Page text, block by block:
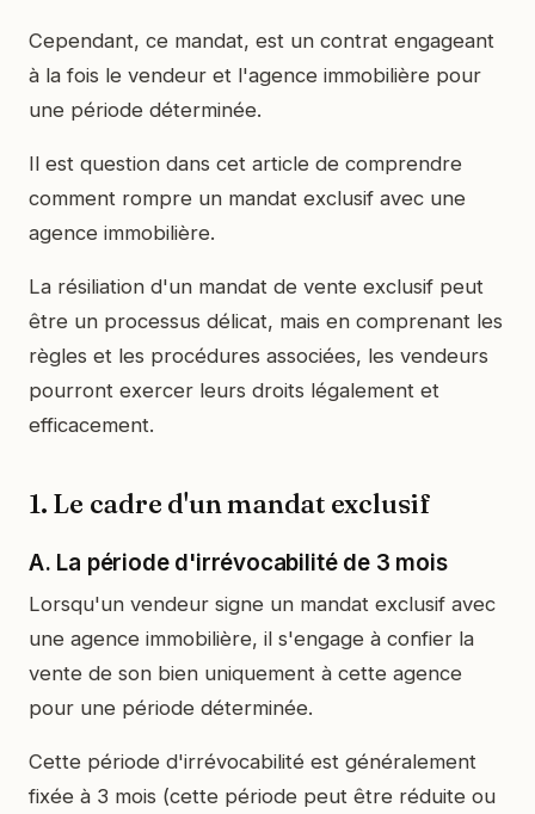
Cependant, ce mandat, est un contrat engageant
à la fois le vendeur et l'agence immobilière pour
une période déterminée.
Il est question dans cet article de comprendre
comment rompre un mandat exclusif avec une
agence immobilière.
La résiliation d'un mandat de vente exclusif peut
être un processus délicat, mais en comprenant les
règles et les procédures associées, les vendeurs
pourront exercer leurs droits légalement et
efficacement.
1. Le cadre d'un mandat exclusif
A. La période d'irrévocabilité de 3 mois
Lorsqu'un vendeur signe un mandat exclusif avec
une agence immobilière, il s'engage à confier la
vente de son bien uniquement à cette agence
pour une période déterminée.
Cette période d'irrévocabilité est généralement
fixée à 3 mois (cette période peut être réduite ou